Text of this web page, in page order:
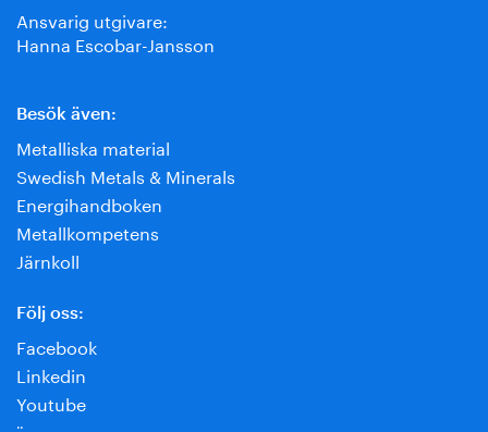
Ansvarig utgivare:
Hanna Escobar-Jansson
Besök även:
Metalliska material
Swedish Metals & Minerals
Energihandboken
Metallkompetens
Järnkoll
Följ oss:
Facebook
Linkedin
Youtube